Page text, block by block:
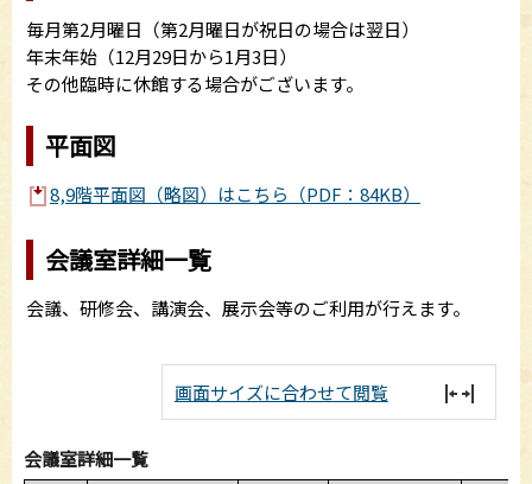
毎月第2月曜日（第2月曜日が祝日の場合は翌日）
年末年始（12月29日から1月3日）
その他臨時に休館する場合がございます。
平面図
8,9階平面図（略図）はこちら（PDF：84KB）
会議室詳細一覧
会議、研修会、講演会、展示会等のご利用が行えます。
画面サイズに合わせて閲覧
会議室詳細一覧